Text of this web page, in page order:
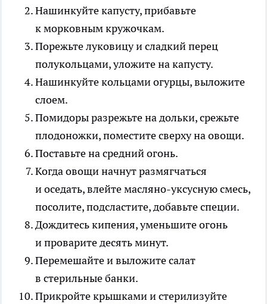
Нашинкуйте капусту, прибавьте
к морковным кружочкам.
Порежьте луковицу и сладкий перец
полукольцами, уложите на капусту.
Нашинкуйте кольцами огурцы, выложите
слоем.
Помидоры разрежьте на дольки, срежьте
плодоножки, поместите сверху на овощи.
Поставьте на средний огонь.
Когда овощи начнут размягчаться
и оседать, влейте масляно-уксусную смесь,
посолите, подсластите, добавьте специи.
Дождитесь кипения, уменьшите огонь
и проварите десять минут.
Перемешайте и выложите салат
в стерильные банки.
Прикройте крышками и стерилизуйте